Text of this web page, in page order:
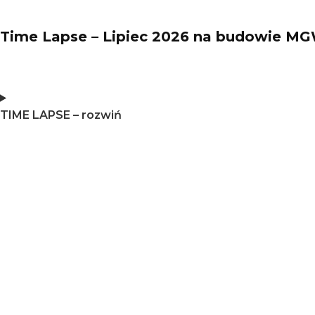
Time Lapse – Lipiec 2026 na budowie
TIME LAPSE – rozwiń